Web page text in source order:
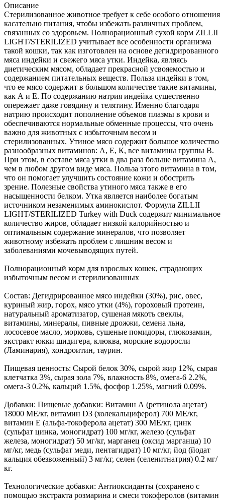
Описание
Стерилизованное животное требует к себе особого отношения
касательно питания, чтобы избежать различных проблем,
связанных со здоровьем. Полнорационный сухой корм ZILLII
LIGHT/STERILIZED учитывает все особенности организма
такой кошки, так как изготовлен на основе дегидрированного
мяса индейки и свежего мяса утки. Индейка, являясь
диетическим мясом, обладает прекрасной усвояемостью и
содержанием питательных веществ. Польза индейки в том,
что ее мясо содержит в большом количестве такие витамины,
как А и Е. По содержанию натрия индейка существенно
опережает даже говядину и телятину. Именно благодаря
натрию происходит пополнение объемов плазмы в крови и
обеспечиваются нормальные обменные процессы, что очень
важно для животных с избыточным весом и
стерилизованных. Утиное мясо содержит большое количество
разнообразных витаминов: А, Е, К, все витамины группы В.
При этом, в составе мяса утки в два раза больше витамина А,
чем в любом другом виде мяса. Польза этого витамина в том,
что он помогает улучшить состояние кожи и обострить
зрение. Полезные свойства утиного мяса также в его
насыщенности белком. Утка является наиболее богатым
источником незаменимых аминокислот. Формула ZILLII
LIGHT/STERILIZED Turkey with Duck содержит минимальное
количество жиров, обладает низкой калорийностью и
оптимальным содержание минералов, что позволяет
животному избежать проблем с лишним весом и
заболеваниями мочевыводящих путей.
Полнорационный корм для взрослых кошек, страдающих
избыточным весом и стерилизованных
Состав: Дегидрированное мясо индейки (30%), рис, овес,
куриный жир, горох, мясо утки (4%), гороховый протеин,
натуральный ароматизатор, сушеная мякоть свеклы,
витамины, минералы, пивные дрожжи, семена льна,
лососевое масло, морковь, сушеные помидоры, глюкозамин,
экстракт юкки шидигера, клюква, морские водоросли
(Ламинария), хондроитин, таурин.
Пищевая ценность: Сырой белок 30%, сырой жир 12%, сырая
клетчатка 3%, сырая зола 7%, влажность 8%, омега-6 2.2%,
омега-3 0.2%, кальций 1.5%, фосфор 1.25%, магний 0.09%.
Добавки: Пищевые добавки: Витамин А (ретинола ацетат)
18000 МЕ/кг, витамин D3 (холекальциферол) 700 МЕ/кг,
витамин Е (альфа-токоферола ацетат) 300 МЕ/кг, цинк
(сульфат цинка, моногидрат) 100 мг/кг, железо (сульфат
железа, моногидрат) 50 мг/кг, марганец (оксид марганца) 10
мг/кг, медь (сульфат меди, пентагидрат) 10 мг/кг, йод (йодат
кальция обезвоженный) 3 мг/кг, селен (селенитнатрия) 0.2 мг/
кг.
Технологические добавки: Антиоксиданты (сохранено с
помощью экстракта розмарина и смеси токоферолов (витамин